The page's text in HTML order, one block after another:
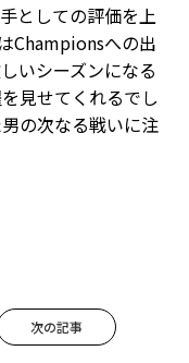
としての評価を上
Championsへの出
いシーズンになる
見せてくれるでし
の次なる戦いに注
次の記事